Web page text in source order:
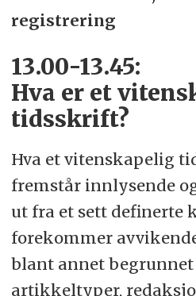
registrering
13.00-13.45:
Hva er et
tidsskrift?
Hva et vitenskapelig
fremstår innlysende
ut fra et sett definerte
forekommer
blant annet
artikkeltyper,